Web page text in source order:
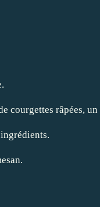
courgettes râpées,